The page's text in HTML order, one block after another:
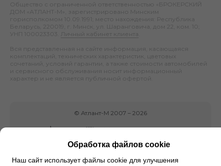
Общество с ограниченной ответственностью «БРОКЕРСКИЙ
ДОМ «АТЛАНТ-М», зарегистрировано Минским
горисполкомом 10.09.1991; место нахождения: Республика
Беларусь, 220019, г. Минск, ул. Шаранговича, дом 22, ком. 10;
УНП 100023303.
Личный кабинет клиента
Вся представленная на сайте информация, касающаяся
комплектаций, технических характеристик, цветовых
сочетаний, условий гарантии, а также стоимости автомобилей
и сервисного обслуживания носит информационный
характер и не является публичной офертой.
© Атлант-М 2007 – 2026
Обработка файлов cookie
Наш сайт использует файлы cookie для улучшения